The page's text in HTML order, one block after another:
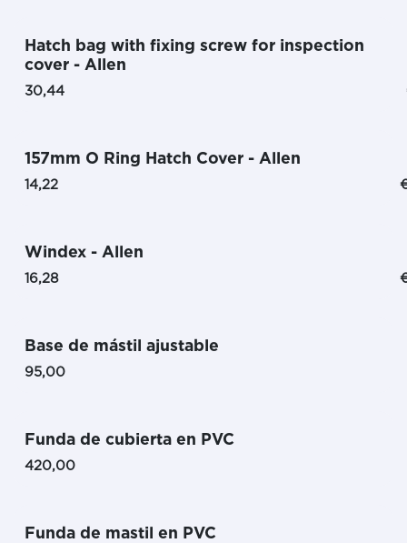
Hatch bag with fixing screw for inspection
cover - Allen
30,44
157mm O Ring Hatch Cover - Allen
14,22
Windex - Allen
16,28
Base de mástil ajustable
95,00
Funda de cubierta en PVC
420,00
Funda de mastil en PVC